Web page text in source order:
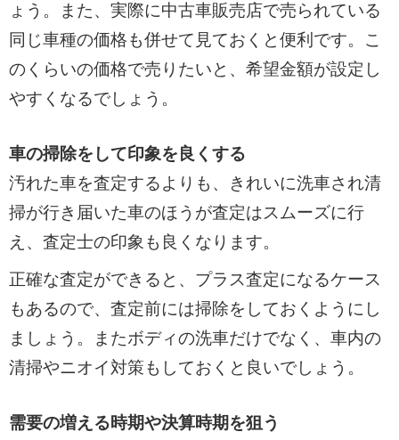
ょう。また、実際に中古車販売店で売られている
同じ車種の価格も併せて見ておくと便利です。こ
のくらいの価格で売りたいと、希望金額が設定し
やすくなるでしょう。
車の掃除をして印象を良くする
汚れた車を査定するよりも、きれいに洗車され清
掃が行き届いた車のほうが査定はスムーズに行
え、査定士の印象も良くなります。
正確な査定ができると、プラス査定になるケース
もあるので、査定前には掃除をしておくようにし
ましょう。またボディの洗車だけでなく、車内の
清掃やニオイ対策もしておくと良いでしょう。
需要の増える時期や決算時期を狙う